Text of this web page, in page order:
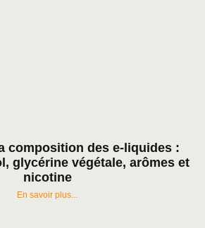
composition des e-liquides :
glycérine végétale, arômes et
nicotine
En savoir plus...